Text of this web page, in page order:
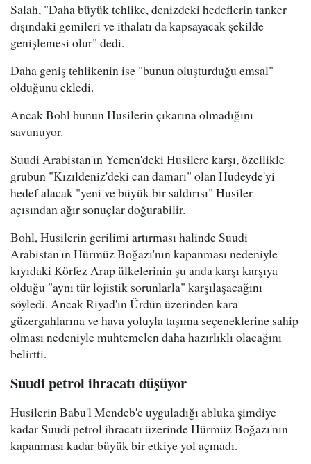
Salah, "Daha büyük tehlike, denizdeki hedeflerin tanker
dışındaki gemileri ve ithalatı da kapsayacak şekilde
genişlemesi olur" dedi.
Daha geniş tehlikenin ise "bunun oluşturduğu emsal"
olduğunu ekledi.
Ancak Bohl bunun Husilerin çıkarına olmadığını
savunuyor.
Suudi Arabistan'ın Yemen'deki Husilere karşı, özellikle
grubun "Kızıldeniz'deki can damarı" olan Hudeyde'yi
hedef alacak "yeni ve büyük bir saldırısı" Husiler
açısından ağır sonuçlar doğurabilir.
Bohl, Husilerin gerilimi artırması halinde Suudi
Arabistan'ın Hürmüz Boğazı'nın kapanması nedeniyle
kıyıdaki Körfez Arap ülkelerinin şu anda karşı karşıya
olduğu "aynı tür lojistik sorunlarla" karşılaşacağını
söyledi. Ancak Riyad'ın Ürdün üzerinden kara
güzergahlarına ve hava yoluyla taşıma seçeneklerine sahip
olması nedeniyle muhtemelen daha hazırlıklı olacağını
belirtti.
Suudi petrol ihracatı düşüyor
Husilerin Babu'l Mendeb'e uyguladığı abluka şimdiye
kadar Suudi petrol ihracatı üzerinde Hürmüz Boğazı'nın
kapanması kadar büyük bir etkiye yol açmadı.